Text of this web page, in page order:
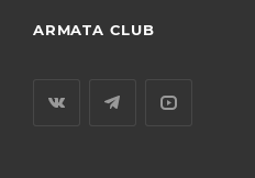
ARMATA CLUB